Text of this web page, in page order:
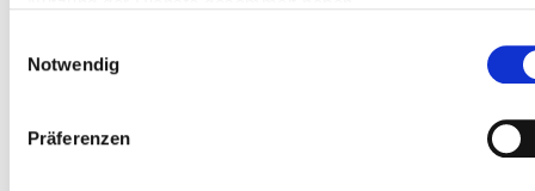
Notwendig
Präferenzen